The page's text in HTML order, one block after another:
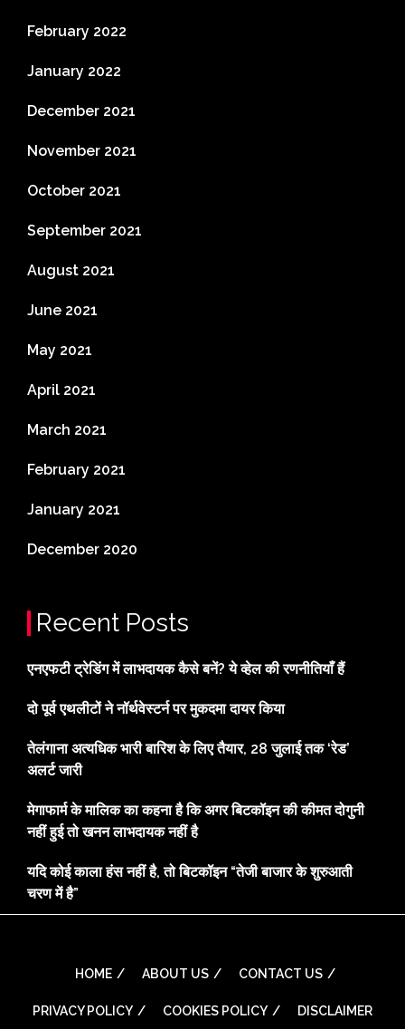
February 2022
January 2022
December 2021
November 2021
October 2021
September 2021
August 2021
June 2021
May 2021
April 2021
March 2021
February 2021
January 2021
December 2020
Recent Posts
एनएफटी ट्रेडिंग में लाभदायक कैसे बनें? ये व्हेल की रणनीतियाँ हैं
दो पूर्व एथलीटों ने नॉर्थवेस्टर्न पर मुकदमा दायर किया
तेलंगाना अत्यधिक भारी बारिश के लिए तैयार, 28 जुलाई तक ‘रेड’
अलर्ट जारी
मेगाफार्म के मालिक का कहना है कि अगर बिटकॉइन की कीमत दोगुनी
नहीं हुई तो खनन लाभदायक नहीं है
यदि कोई काला हंस नहीं है, तो बिटकॉइन “तेजी बाजार के शुरुआती
चरण में है”
HOME ABOUT US CONTACT US
PRIVACY POLICY COOKIES POLICY DISCLAIMER